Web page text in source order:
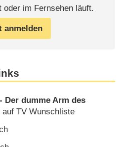
oder im Fernsehen läuft.
anmelden
Der dumme Arm des
auf TV Wunschliste